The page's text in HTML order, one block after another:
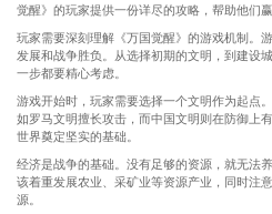
觉醒》的玩家提供一份详尽的攻略，帮助他们
玩家需要深刻理解《万国觉醒》的游戏机制。
发展和战争胜负。从选择初期的文明，到建设
一步都要精心考虑。
游戏开始时，玩家需要选择一个文明作为起点
如罗马文明擅长攻击，而中国文明则在防御上
世界奠定坚实的基础。
经济是战争的基础。没有足够的资源，就无法
该着重发展农业、采矿业等资源产业，同时注
源。